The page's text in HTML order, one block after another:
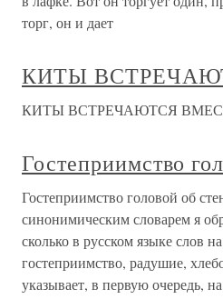
торг, он и дает
КИТЫ
КИТЫ ВСТРЕЧАЮТСЯ
Гостеприимство
Гостеприимство головой об
синонимическим словарем я
сколько в русском языке слов
гостеприимство, радушие,
указывает, в первую очередь,